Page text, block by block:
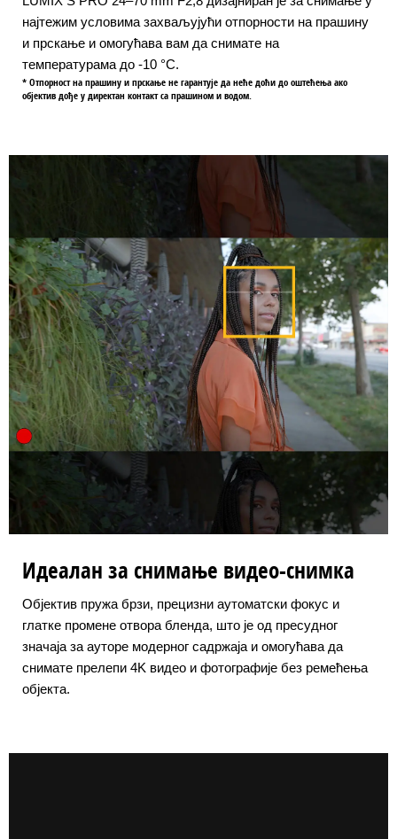
најтежим условима захваљујући отпорности на прашину
и прскање и омогућава вам да снимате на
температурама до -10 °C.
* Отпорност на прашину и прскање не гарантује да неће доћи до оштећења ако
објектив дође у директан контакт са прашином и водом.
Идеалан за снимање видео-снимка
Објектив пружа брзи, прецизни аутоматски фокус и
глатке промене отвора бленда, што је од пресудног
значаја за ауторе модерног садржаја и омогућава да
снимате прелепи 4K видео и фотографије без ремећења
објекта.